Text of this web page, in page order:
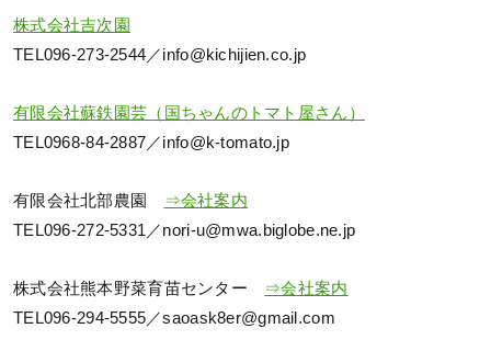
株式会社吉次園
TEL096-273-2544／info@kichijien.co.jp
有限会社蘇鉄園芸（国ちゃんのトマト屋さん）
TEL0968-84-2887／info@k-tomato.jp
有限会社北部農園
⇒会社案内
TEL096-272-5331／nori-u@mwa.biglobe.ne.jp
株式会社熊本野菜育苗センター
⇒会社案内
TEL096-294-5555／saoask8er@gmail.com